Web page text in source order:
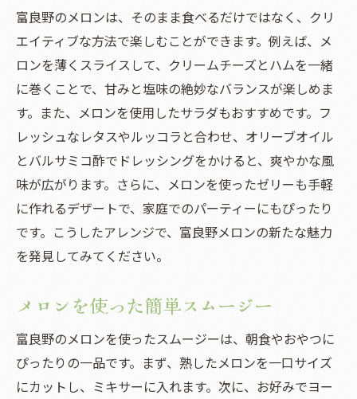
富良野のメロンは、そのまま食べるだけではなく、クリ
エイティブな方法で楽しむことができます。例えば、メ
ロンを薄くスライスして、クリームチーズとハムを一緒
に巻くことで、甘みと塩味の絶妙なバランスが楽しめま
す。また、メロンを使用したサラダもおすすめです。フ
レッシュなレタスやルッコラと合わせ、オリーブオイル
とバルサミコ酢でドレッシングをかけると、爽やかな風
味が広がります。さらに、メロンを使ったゼリーも手軽
に作れるデザートで、家庭でのパーティーにもぴったり
です。こうしたアレンジで、富良野メロンの新たな魅力
を発見してみてください。
メロンを使った簡単スムージー
富良野のメロンを使ったスムージーは、朝食やおやつに
ぴったりの一品です。まず、熟したメロンを一口サイズ
にカットし、ミキサーに入れます。次に、お好みでヨー